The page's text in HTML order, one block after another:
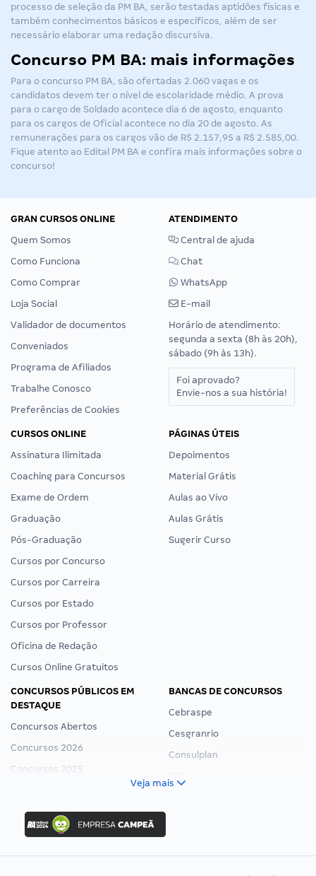
processo de seleção da PM BA , serão testadas aptidões físicas e
também conhecimentos básicos e específicos, além de ser
necessário elaborar uma redação discursiva.
Concurso PM BA: mais informações
Para o concurso PM BA , são ofertadas 2.060 vagas e os
candidatos devem ter o nível de escolaridade médio. A prova
para o cargo de Soldado acontece dia 6 de agosto, enquanto
para os cargos de Oficial acontece no dia 20 de agosto. As
remunerações para os cargos vão de R$ 2.157,95 a R$ 2.585,00.
Fique atento ao Edital PM BA e confira mais informações sobre o
concurso!
GRAN CURSOS ONLINE
Quem Somos
Como Funciona
Como Comprar
Loja Social
Validador de documentos
Conveniados
Programa de Afiliados
Trabalhe Conosco
Preferências de Cookies
ATENDIMENTO
Central de ajuda
Chat
WhatsApp
E-mail
Horário de atendimento:
segunda a sexta (8h às 20h),
sábado (9h às 13h).
Foi aprovado?
Envie-nos a sua história!
CURSOS ONLINE
Assinatura Ilimitada
Coaching para Concursos
Exame de Ordem
Graduação
Pós-Graduação
Cursos por Concurso
Cursos por Carreira
Cursos por Estado
Cursos por Professor
Oficina de Redação
Cursos Online Gratuitos
PÁGINAS ÚTEIS
Depoimentos
Material Grátis
Aulas ao Vivo
Aulas Grátis
Sugerir Curso
CONCURSOS PÚBLICOS EM
DESTAQUE
Concursos Abertos
Concursos 2026
Concursos 2025
Concurso Ibama
Concurso MPU
Editais publicados
BANCAS DE CONCURSOS
Cebraspe
Cesgranrio
Consulplan
Veja mais